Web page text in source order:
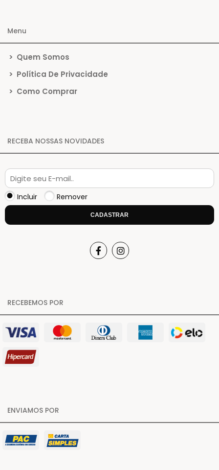
Menu
> Quem Somos
> Política De Privacidade
> Como Comprar
RECEBA NOSSAS NOVIDADES
Incluir Remover
CADASTRAR
RECEBEMOS POR
ENVIAMOS POR